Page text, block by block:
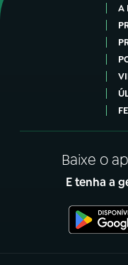
A
Baixe o
E tenha a